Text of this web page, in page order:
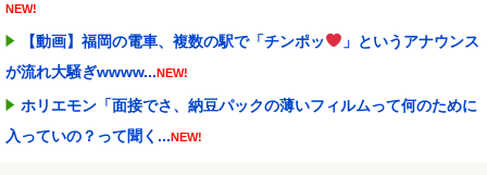
NEW!
【動画】福岡の電車、複数の駅で「チンポッ
」というアナウンス
が流れ大騒ぎwwww...NEW!
ホリエモン「面接でさ、納豆パックの薄いフィルムって何のために
入っていの？って聞く...NEW!